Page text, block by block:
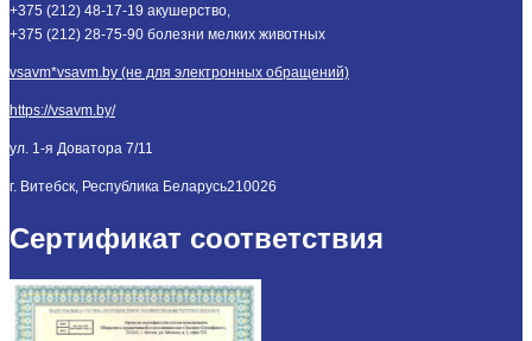
+375 (212) 48-17-19 акушерство,
+375 (212) 28-75-90 болезни мелких животных
vsavm*vsavm.by (не для электронных обращений)
https://vsavm.by/
ул. 1-я Доватора 7/11
г. Витебск, Республика Беларусь210026
Сертификат соответствия